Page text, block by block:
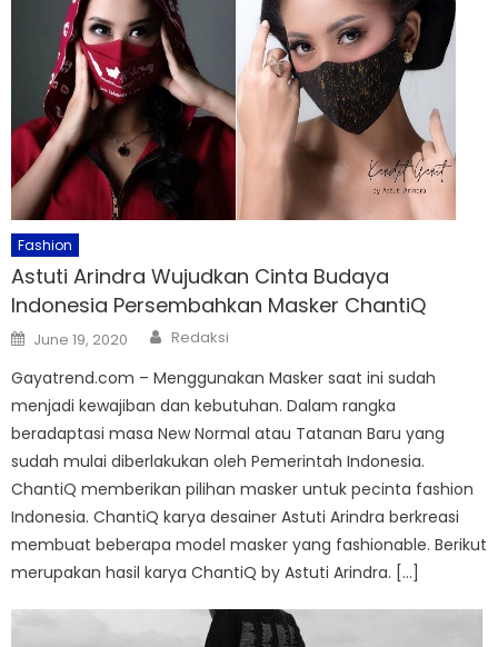
Fashion
Astuti Arindra Wujudkan Cinta Budaya
Indonesia Persembahkan Masker ChantiQ
Posted
on
June 19, 2020 Author
Redaksi
Gayatrend.com – Menggunakan Masker saat ini sudah
menjadi kewajiban dan kebutuhan. Dalam rangka
beradaptasi masa New Normal atau Tatanan Baru yang
sudah mulai diberlakukan oleh Pemerintah Indonesia.
ChantiQ memberikan pilihan masker untuk pecinta fashion
Indonesia. ChantiQ karya desainer Astuti Arindra berkreasi
membuat beberapa model masker yang fashionable. Berikut
merupakan hasil karya ChantiQ by Astuti Arindra. […]